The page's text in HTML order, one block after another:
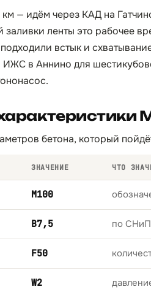
— идём через КАД на
ленты это рабочее
встык и
ИЖС в Аннино для
бетона, который
ЗНАЧЕНИЕ ЧТО
М100
B7,5 по СНиП
F50
W2